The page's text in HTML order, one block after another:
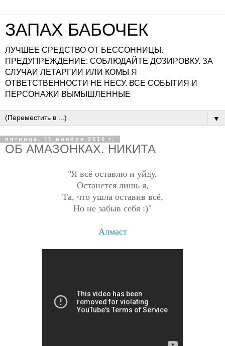
ЗАПАХ БАБОЧЕК
ЛУЧШЕЕ СРЕДСТВО ОТ БЕССОННИЦЫ.
ПРЕДУПРЕЖДЕНИЕ: СОБЛЮДАЙТЕ ДОЗИРОВКУ. ЗА
СЛУЧАИ ЛЕТАРГИИ ИЛИ КОМЫ Я
ОТВЕТСТВЕННОСТИ НЕ НЕСУ. ВСЕ СОБЫТИЯ И
ПЕРСОНАЖИ ВЫМЫШЛЕННЫЕ
▼
пятница, 11 ноября 2016 г.
ОБ АМАЗОНКАХ. НИКИТА
"Я всё оставлю и уйду,
Останется лишь я,
Та, что ушла оставив всё,
Но не забыв себя :)"
Алмаст